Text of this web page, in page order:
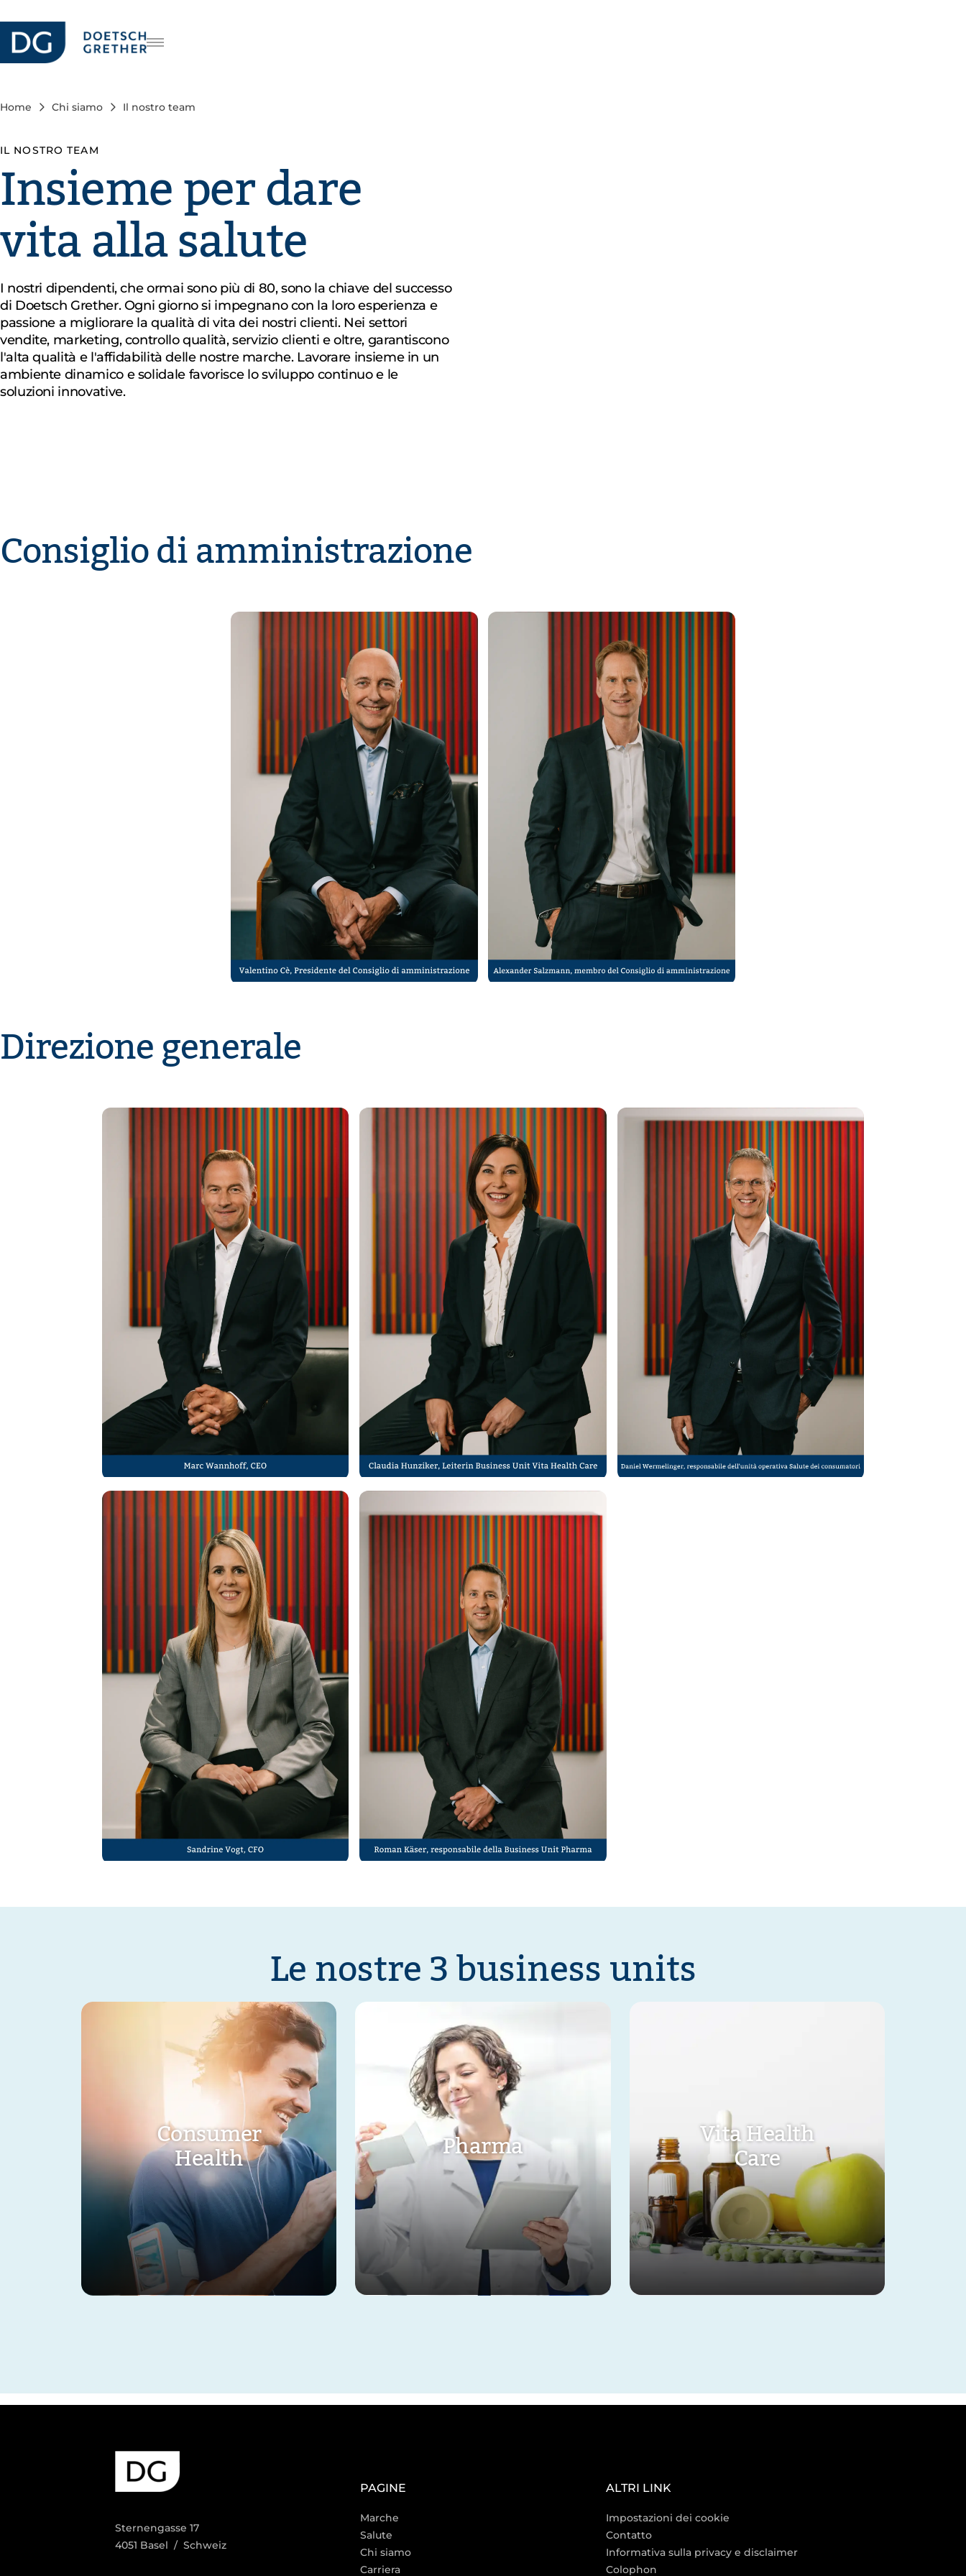
Carriera
EN
Home Chi siamo Il nostro team
IL NOSTRO TEAM
Insieme per dare
vita alla salute
I nostri dipendenti, che ormai sono più di 80, sono la chiave del successo
di Doetsch Grether. Ogni giorno si impegnano con la loro esperienza e
passione a migliorare la qualità di vita dei nostri clienti. Nei settori
vendite, marketing, controllo qualità, servizio clienti e oltre, garantiscono
l'alta qualità e l'affidabilità delle nostre marche. Lavorare insieme in un
ambiente dinamico e solidale favorisce lo sviluppo continuo e le
soluzioni innovative.
Consiglio di amministrazione
Direzione generale
Le nostre 3 business units
Consumer
Health Pharma Vita Health
Care
Sternengasse 17
4051 Basel / Schweiz
PAGINE
Marche
Salute
Chi siamo
Carriera
ALTRI LINK
Impostazioni dei cookie
Contatto
Informativa sulla privacy e disclaimer
Colophon